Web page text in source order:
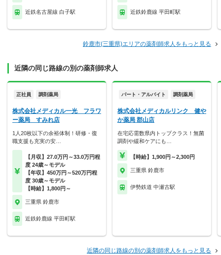
近鉄名古屋線 白子駅 近鉄鈴鹿線 平田町駅
鈴鹿市(三重県)エリアの薬剤師求人をもっと見る
近隣の同じ路線の別の薬剤師求人
正社員 調剤薬局
株式会社メディカル一光 フラワ
ー薬局 すみれ店
1人20枚以下の余裕体制！研修・復
職支援も充実の安…
【月収】27.0万円～33.0万円程
度 24歳～モデル
【年収】450万円～520万円程
度 30歳～モデル
【時給】1,800円～
三重県 鈴鹿市
近鉄鈴鹿線 平田町駅
パート・アルバイト 調剤薬局
株式会社メディカルリンク 健や
か薬局 郡山店
在宅応需数県内トップクラス！無菌
調剤や緩和ケアにも…
【時給】1,900円～2,300円
三重県 鈴鹿市
伊勢鉄道 中瀬古駅
近隣の同じ路線の別の薬剤師求人をもっと見る